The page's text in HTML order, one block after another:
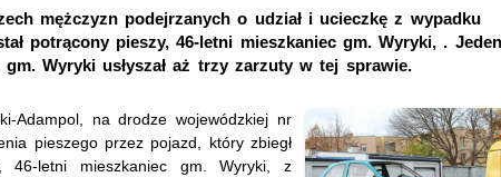
mężczyzn podejrzanych o udział i ucieczkę z wypadku
potrącony pieszy, 46-letni mieszkaniec gm. Wyryki, .
Wyryki usłyszał aż trzy zarzuty w tej sprawie.
na drodze wojewódzkiej nr
pieszego przez pojazd, który zbiegł
46-letni mieszkaniec gm. Wyryki, z